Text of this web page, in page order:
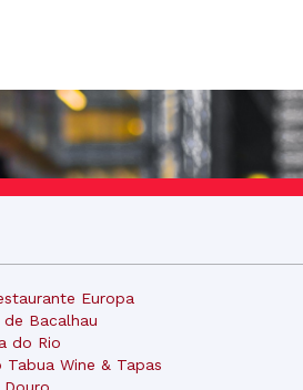
Europa
de Bacalhau
do Rio
Tabua Wine & Tapas